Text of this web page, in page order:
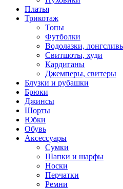
Платья
Трикотаж
Топы
Футболки
Водолазки,
Свитшоты, худи
Кардиганы
Джемперы, свитеры
Блузки и рубашки
Брюки
Джинсы
Шорты
Юбки
Обувь
Аксессуары
Сумки
Шапки и шарфы
Носки
Перчатки
Ремни